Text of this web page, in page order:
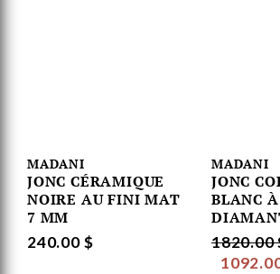
MADANI
JONC CÉRAMIQUE
NOIRE AU FINI MAT
7 MM
240.00 $
MADANI
JONC
BLANC
1820.00